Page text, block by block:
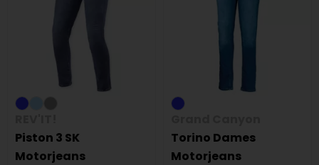
Piston 3 SK
Motorjeans
Torino Dames
Motorjeans